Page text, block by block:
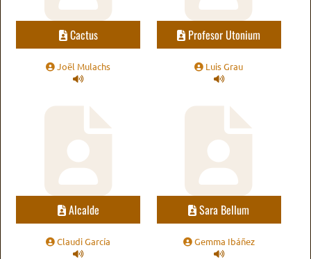
Cactus
Joël Mulachs
Profesor Utonium
Luis Grau
Alcalde
Claudi García
Sara Bellum
Gemma Ibáñez